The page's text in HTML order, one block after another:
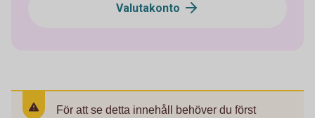
Valutakonto
För att se detta innehåll behöver du först